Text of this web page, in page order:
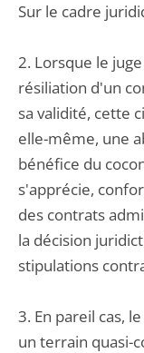
Sur le cadre
2. Lorsque le
résiliation d'un
sa validité, cette
elle-même, une
bénéfice du
s'apprécie,
des contrats
la décision
stipulations
3. En pareil cas,
un terrain quasi-